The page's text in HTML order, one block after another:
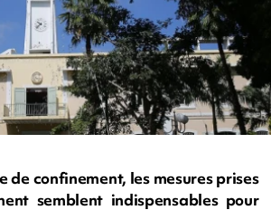
de confinement, les mesures prises
semblent indispensables pour